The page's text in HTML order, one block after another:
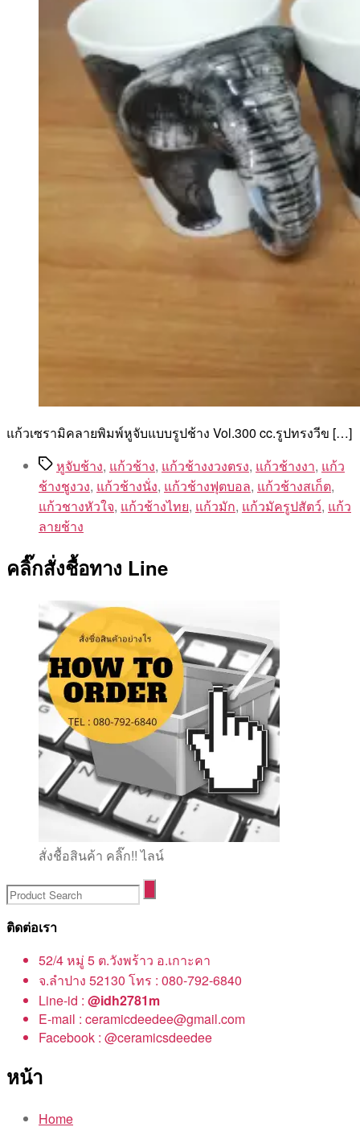
แก้วเซรามิคลายพิมพ์หูจับแบบรูปช้าง Vol.300 cc.รูปทรงวีข […]
Tagsหูจับช้าง, แก้วช้าง, แก้วช้างงวงตรง, แก้วช้างงา, แก้ว
ช้างชูงวง, แก้วช้างนั่ง, แก้วช้างฟุตบอล, แก้วช้างสเก็ต,
แก้วชางหัวใจ, แก้วช้างไทย, แก้วมัก, แก้วมัครูปสัตว์, แก้ว
ลายช้าง
คลิ๊กสั่งชื้อทาง Line
สั่งชื้อสินค้า คลิ๊ก!! ไลน์
ติดต่อเรา
52/4 หมู่ 5 ต.วังพร้าว อ.เกาะคา
จ.ลำปาง 52130 โทร : 080-792-6840
Line-id : @idh2781m
E-mail : ceramicdeedee@gmail.com
Facebook : @ceramicsdeedee
หน้า
Home